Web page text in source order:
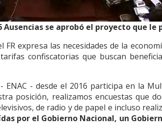
Ausencias se aprobó el proyecto que
expresa las necesidades de la
confiscatorias que buscan
- desde el 2016 participa en la
posición, realizamos encuestas que
de radio y de papel e incluso
por el Gobierno Nacional, un